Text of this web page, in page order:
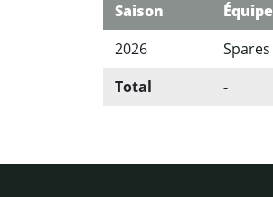
Saison Équipe
2026
Spares
Total
-